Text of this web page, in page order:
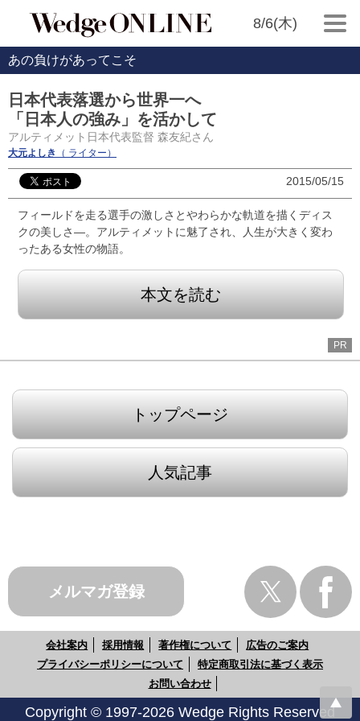
8/6(木)
あの負けがあってこそ
日本代表落選から世界一へ
「日本人の強み」を活かして
アルティメット日本代表監督 森友紀さん
大元よしき （ ライター）
2015/05/15
フィールドを走る選手の激しさとやわらかな軌道を描くディス
クの美しさ―。アルティメットに魅了され、人生が大きく変わ
ったある女性の物語。
本文を読む
PR
トップページ
人気記事
メルマガ登録
会社案内 採用情報 著作権について
広告のご案内
プライバシーポリシーについて
特定商取引法に基づく表示
お問い合わせ
Copyright © 1997-2026 Wedge Rights Reserved